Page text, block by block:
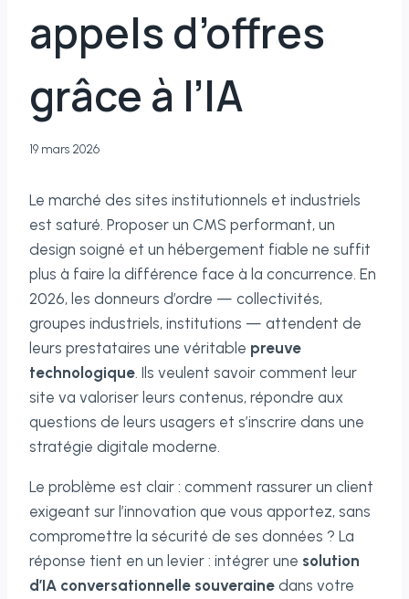
appels d’offres
grâce à l’IA
19 mars 2026
Le marché des sites institutionnels et industriels
est saturé. Proposer un CMS performant, un
design soigné et un hébergement fiable ne suffit
plus à faire la différence face à la concurrence. En
2026, les donneurs d’ordre — collectivités,
groupes industriels, institutions — attendent de
leurs prestataires une véritable preuve
technologique . Ils veulent savoir comment leur
site va valoriser leurs contenus, répondre aux
questions de leurs usagers et s’inscrire dans une
stratégie digitale moderne.
Le problème est clair : comment rassurer un client
exigeant sur l’innovation que vous apportez, sans
compromettre la sécurité de ses données ? La
réponse tient en un levier : intégrer une solution
d’IA conversationnelle souveraine dans votre